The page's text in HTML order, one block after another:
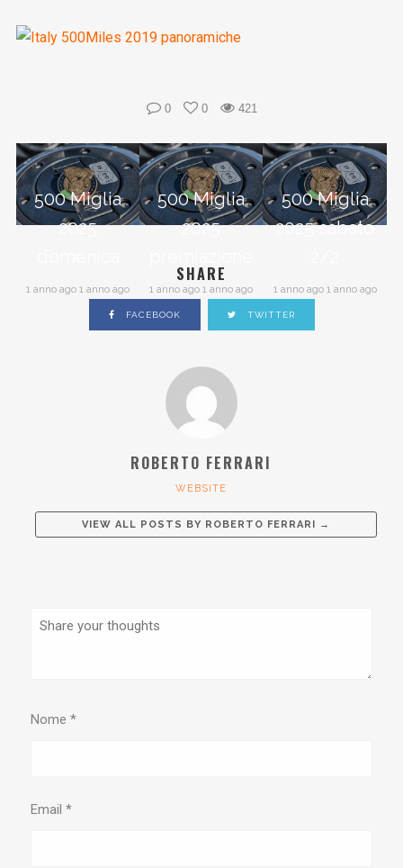
0 0 421
500 Miglia
2025
1 anno ago 1 anno ago
500 Miglia
2025
1 anno ago 1 anno ago
500 Miglia
2025 sabato
1 anno ago 1 anno ago
SHARE
FACEBOOK TWITTER
ROBERTO FERRARI
WEBSITE
VIEW ALL POSTS BY ROBERTO FERRARI →
Nome*
Email*